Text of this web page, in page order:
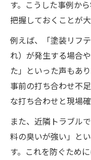
す。こうした事例か
把握しておくことが大
例えば、「塗装リフ
れ）が発生する場合
た」といった声もあ
事前の打ち合わせ不
な打ち合わせと現場
また、近隣トラブル
料の臭いが強い」と
す。これを防ぐため